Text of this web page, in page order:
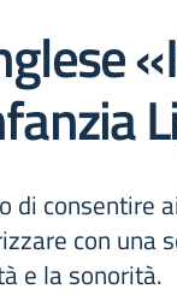
di consentire
con una
e la sonorità.